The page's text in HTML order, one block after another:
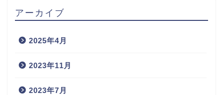
アーカイブ
2025年4月
2023年11月
2023年7月